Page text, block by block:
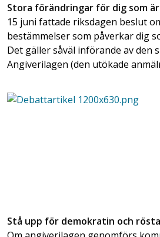
Stora förändringar för dig som
15 juni fattade riksdagen beslut
bestämmelser som påverkar dig
Det gäller såväl införande av den
Angiverilagen (den utökade
Stå upp för demokratin och